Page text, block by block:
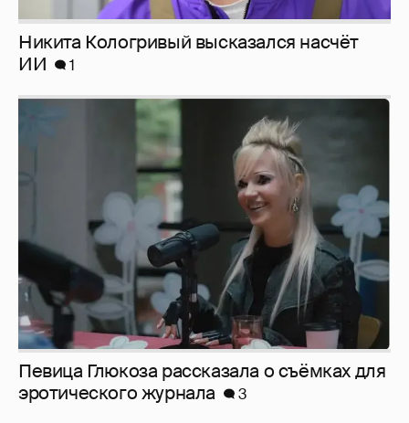
Певица Глюкоза рассказала о съёмках для
эротического журнала
3